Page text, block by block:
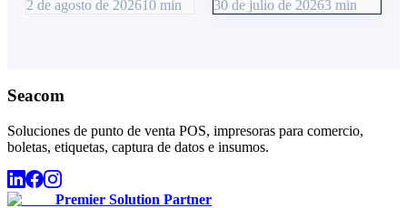
2 de agosto de 202610 min 30 de julio de 20263 min
Seacom
Soluciones de punto de venta POS, impresoras para comercio,
boletas, etiquetas, captura de datos e insumos.
Premier Solution Partner